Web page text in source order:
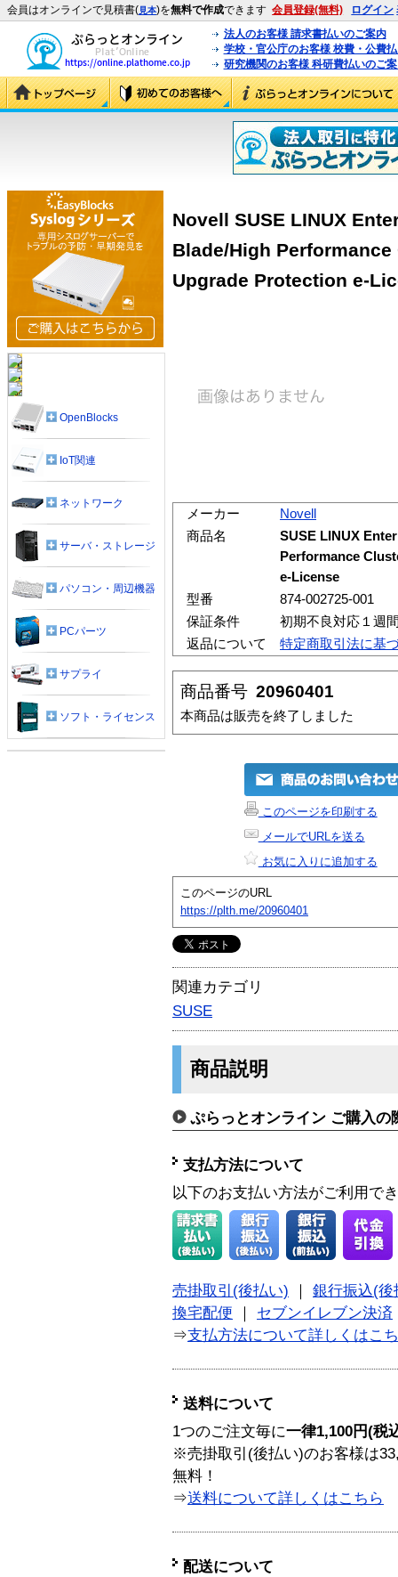
会員はオンラインで見積書(見本)を無料で作成できます 会員登録(無料) ログイン
法人のお客様 請求書払いのご案内
学校・官公庁のお客様 校費・公費
研究機関のお客様 科研費払いのご
Novell SUSE LINUX
Blade/High
Upgrade Protection e-
メーカー
Novell
商品名
SUSE LINUX
Performance
e-License
型番
874-002725-001
保証条件
初期不良対応１週
返品について
特定商取引法に基
商品番号 20960401
本商品は販売を終了しました
このページを印刷する
メールでURLを送る
お気に入りに追加する
このページのURL
https://plth.me/20960401
関連カテゴリ
SUSE
商品説明
ぷらっとオンライン ご購入の
支払方法について
以下のお支払い方法がご利用で
売掛取引(後払い)
銀行振込(後
換宅配便
セブンイレブン決済
⇒支払方法について詳しくはこ
送料について
1つのご注文毎に一律1,100円(税
※売掛取引(後払い)のお客様は
無料！
⇒送料について詳しくはこちら
配送について
OpenBlocks
IoT関連
ネットワーク
サーバ・ストレージ
パソコン・周辺機器
PCパーツ
サプライ
ソフト・ライセンス